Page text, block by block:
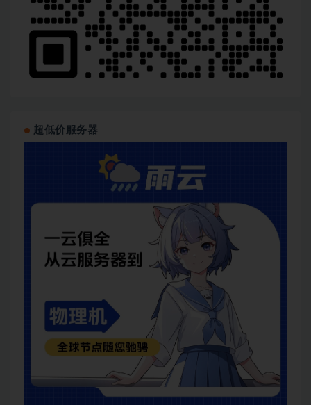
超低价服务器